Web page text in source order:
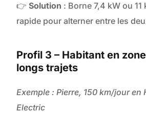
👉Solution : Borne 7,4 kW ou 11
rapide pour alterner entre les
Profil 3 – Habitant en
longs trajets
Exemple : Pierre, 150 km/jour en
Electric